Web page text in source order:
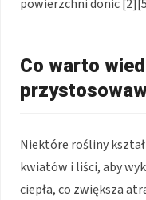
powierzchni donic
Co warto
Niektóre rośliny
kwiatów i liści, aby
ciepła, co zwiększa